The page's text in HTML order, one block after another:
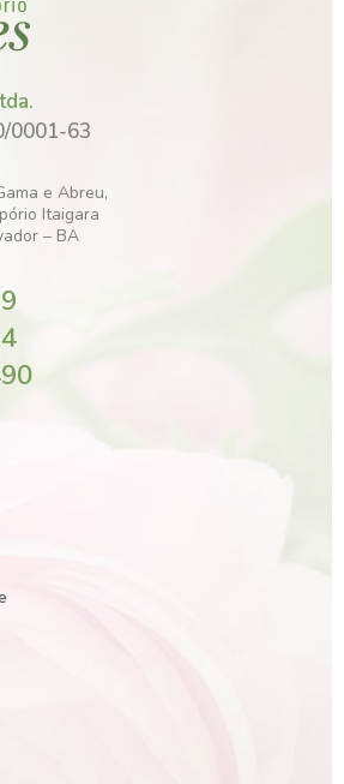
0001-63
e Abreu,
Itaigara
– BA